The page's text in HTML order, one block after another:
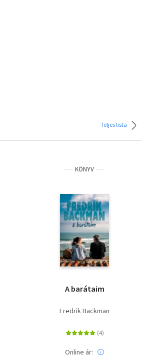
Teljes lista
KÖNYV
A barátaim
Fredrik Backman
Online ár: